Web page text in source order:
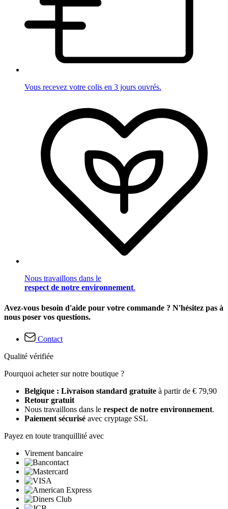
Vous recevez votre colis en 3 jours ouvrés.
Nous travaillons dans le
respect de notre environnement.
Avez-vous besoin d'aide pour votre commande ? N'hésitez pas à
nous poser vos questions.
Contact
Qualité vérifiée
Pourquoi acheter sur notre boutique ?
Belgique : Livraison standard gratuite à partir de € 79,90
Retour gratuit
Nous travaillons dans le respect de notre environnement.
Paiement sécurisé avec cryptage SSL
Payez en toute tranquillité avec
Virement bancaire